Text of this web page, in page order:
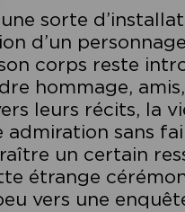
sorte
d’un
corps reste
hommage,
leurs récits, la
sans
un certain
étrange
vers une